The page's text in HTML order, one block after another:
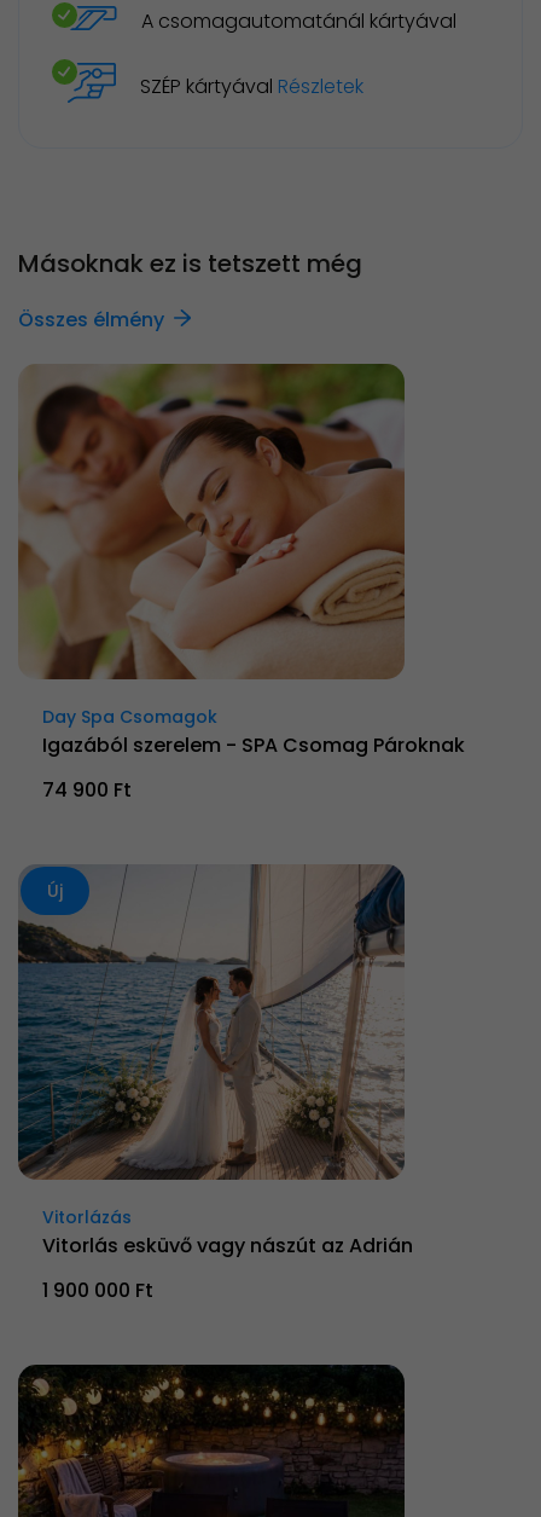
A csomagautomatánál kártyával
SZÉP kártyával Részletek
Másoknak ez is tetszett még
Összes élmény
Day Spa Csomagok
Igazából szerelem - SPA Csomag Pároknak
74 900 Ft
Új
Vitorlázás
Vitorlás esküvő vagy nászút az Adrián
1 900 000 Ft